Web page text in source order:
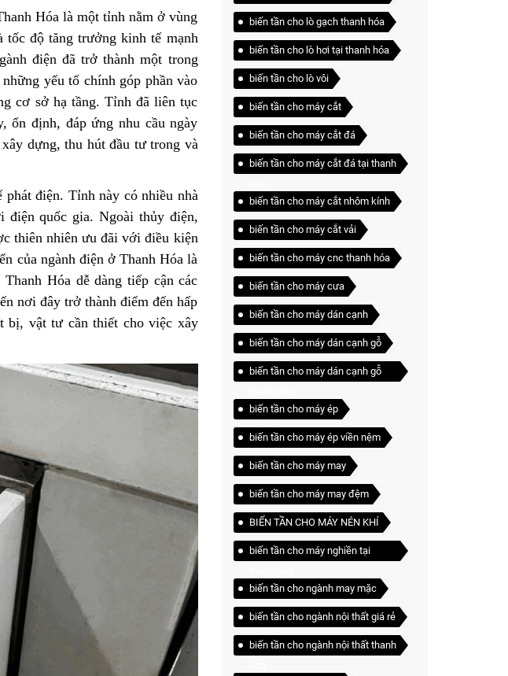
Hóa là một tỉnh nằm ở vùng
tốc độ tăng trưởng kinh tế mạnh
điện đã trở thành một trong
yếu tố chính góp phần vào
cơ sở hạ tầng. Tỉnh đã liên tục
ổn định, đáp ứng nhu cầu ngày
dựng, thu hút đầu tư trong và
điện. Tỉnh này có nhiều nhà
điện quốc gia. Ngoài thủy điện,
thiên nhiên ưu đãi với điều kiện
của ngành điện ở Thanh Hóa là
Hóa dễ dàng tiếp cận các
nơi đây trở thành điểm đến hấp
bị, vật tư cần thiết cho việc xây
biến tần cho lò gạch thanh hóa
biến tần cho lò hơi tại thanh hóa
biến tần cho lò vôi
biến tần cho máy cắt
biến tần cho máy cắt đá
biến tần cho máy cắt đá tại thanh
biến tần cho máy cắt nhôm kính
biến tần cho máy cắt vải
biến tần cho máy cnc thanh hóa
biến tần cho máy cưa
biến tần cho máy dán cạnh
biến tần cho máy dán cạnh gỗ
biến tần cho máy dán cạnh gỗ
biến tần cho máy ép
biến tần cho máy ép viền nệm
biến tần cho máy may
biến tần cho máy may đệm
BIẾN TẦN CHO MÁY NÉN KHÍ
biến tần cho máy nghiền tại
biến tần cho ngành may mặc
biến tần cho ngành nội thất giá rẻ
biến tần cho ngành nội thất thanh